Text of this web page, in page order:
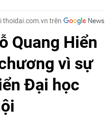
thoidai.com.vn trên
Quang Hiển
vì sự
Đại học